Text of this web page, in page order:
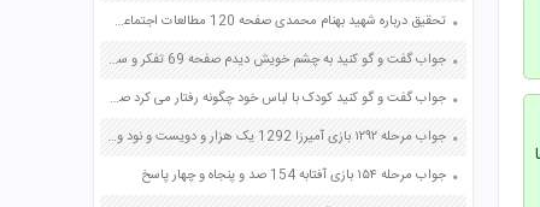
تحقیق درباره شهید بهنام محمدی صفحه 120 مطالعات اجتماعی ششم
جواب گفت و گو کنید به چشم خویش دیدم صفحه 69 تفکر و سبک زندگی هشتم
جواب گفت و گو کنید کودک با لباس خود چگونه رفتار می کرد صفحه 65 تفکر و سبک زندگی هشتم
جواب مرحله ۱۲۹۲ بازی آمیرزا 1292 یک هزار و دویست و نود و دو پاسخ
جواب مرحله ۱۵۴ بازی آفتابه 154 صد و پنجاه و چهار پاسخ